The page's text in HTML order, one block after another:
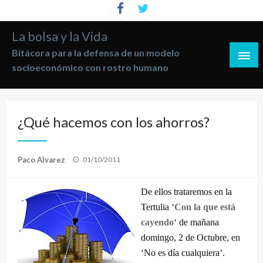
al
contenido
La bolsa y la Vida
Bitácora para la defensa de un modelo
socioeconómico con rostro humano
¿Qué hacemos con los ahorros?
Paco Alvarez
Publicado
01/10/2011
De ellos trataremos en la
Tertulia ‘Con la que está
cayendo‘ de mañana
domingo, 2 de Octubre, en
‘No es día cualquiera’.